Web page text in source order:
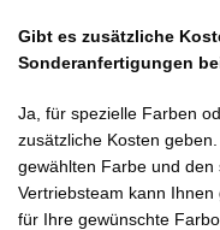
Gibt es zusätzliche
Sonderanfertigungen
Ja, für spezielle Farben
zusätzliche Kosten
gewählten Farbe und
Vertriebsteam kann
für Ihre gewünschte